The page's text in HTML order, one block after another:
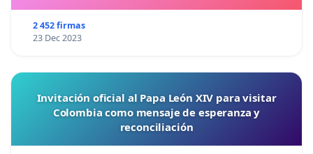
2 452 firmas
23 Dec 2023
Invitación oficial al Papa León XIV para visitar
Colombia como mensaje de esperanza y
reconciliación